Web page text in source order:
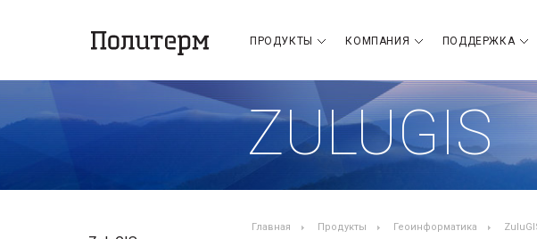
ПРОДУКТЫ КОМПАНИЯ ПОДДЕРЖКА
ZULUGIS
Главная Продукты Геоинформатика